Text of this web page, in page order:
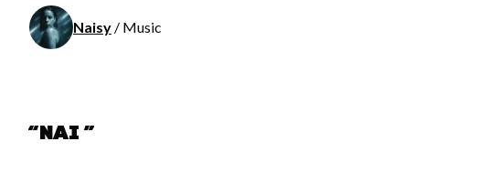
Naisy / Music
“Nai ”